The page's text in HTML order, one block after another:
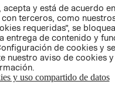
acepta y está de acuerdo
terceros, como
requeridas”, se
entrega de contenido y
de cookies y
nuestro aviso de cookies
y uso compartido de datos